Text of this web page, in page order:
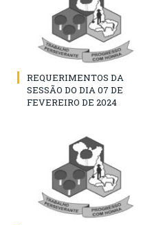
REQUERIMENTOS DA
SESSÃO DO DIA 07 DE
FEVEREIRO DE 2024